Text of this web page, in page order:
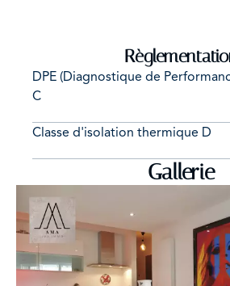
DPE (Diagnostique de
C
Classe d'isolation thermique D
Gallerie